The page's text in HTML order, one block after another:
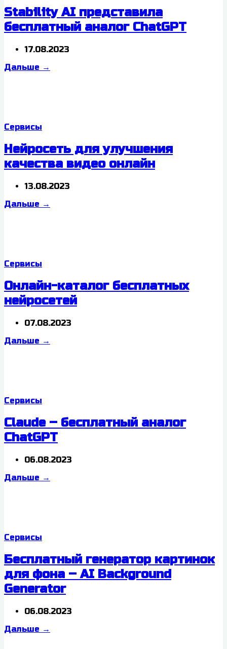
Stability AI представила
бесплатный аналог ChatGPT
17.08.2023
Дальше →
Сервисы
Нейросеть для улучшения
качества видео онлайн
13.08.2023
Дальше →
Сервисы
Онлайн-каталог бесплатных
нейросетей
07.08.2023
Дальше →
Сервисы
Claude – бесплатный аналог
ChatGPT
06.08.2023
Дальше →
Сервисы
Бесплатный генератор картинок
для фона – AI Background
Generator
06.08.2023
Дальше →